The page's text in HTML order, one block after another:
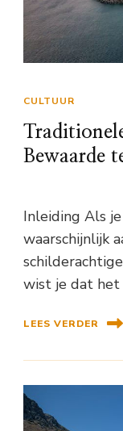
CULTUUR
Bewaarde
Inleiding Als
waarschijnlijk
wist je dat het
LEES VERDER